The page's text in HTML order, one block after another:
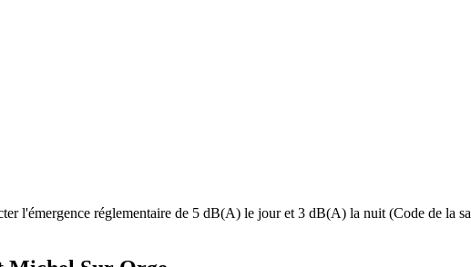
l'émergence réglementaire de 5 dB(A) le jour et 3 dB(A) la nuit (Code de la